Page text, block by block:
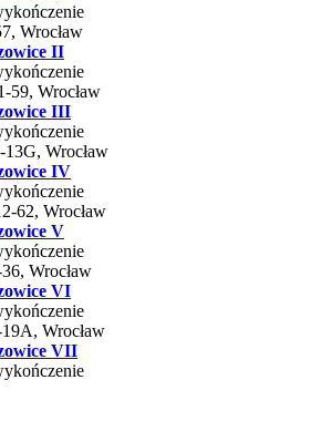
Wrocław
II
59, Wrocław
III
13G, Wrocław
IV
62, Wrocław
V
Wrocław
VI
Wrocław
VII